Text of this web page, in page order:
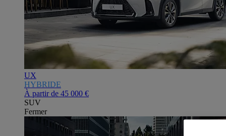
UX
HYBRIDE
À partir de 45 000 €
SUV
Fermer